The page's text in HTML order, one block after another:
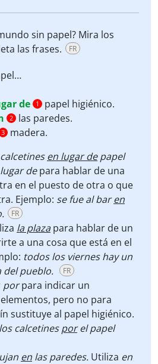
sin papel? Mira los
las frases.
FR
de 1
papel higiénico.
2
las paredes.
3 madera.
en lugar depapel
depara hablar de una
en el puesto de otra o que
Ejemplo: se fue al baren
FR
la plazapara hablar de un
a una cosa que está en el
todos los viernes hay un
del pueblo.
FR
porpara indicar un
pero no para
sustituye al papel higiénico.
calcetinesporel papel
en las paredes. Utiliza en